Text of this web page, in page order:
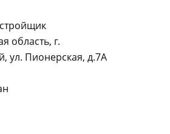
область, г.
ул. Пионерская, д.7А